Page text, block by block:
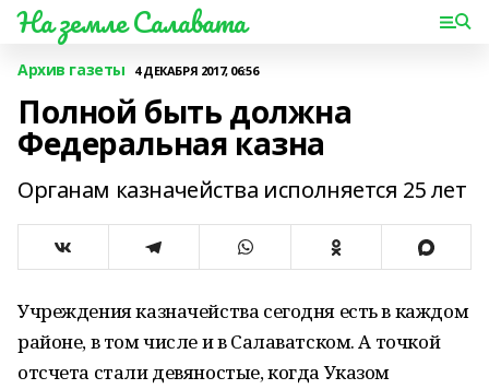
На земле Салавата
Архив газеты 4 ДЕКАБРЯ 2017, 06:56
Полной быть должна
Федеральная казна
Органам казначейства исполняется 25 лет
Учреждения казначейства сегодня есть в каждом
районе, в том числе и в Салаватском. А точкой
отсчета стали девяностые, когда Указом